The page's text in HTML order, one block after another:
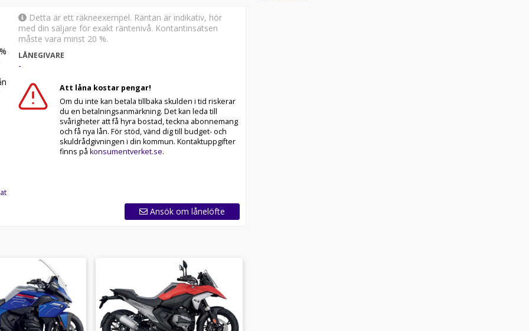
%
Detta är ett räkneexempel. Räntan är indikativ, hör
med din säljare för exakt räntenivå. Kontantinsatsen
måste vara minst 20 %.
LÅNEGIVARE
-
Att låna kostar pengar!
Om du inte kan betala tillbaka skulden i tid riskerar
du en betalningsanmärkning. Det kan leda till
svårigheter att få hyra bostad, teckna abonnemang
och få nya lån. För stöd, vänd dig till budget- och
skuldrådgivningen i din kommun. Kontaktuppgifter
finns på konsumentverket.se.
Ansök om lånelöfte